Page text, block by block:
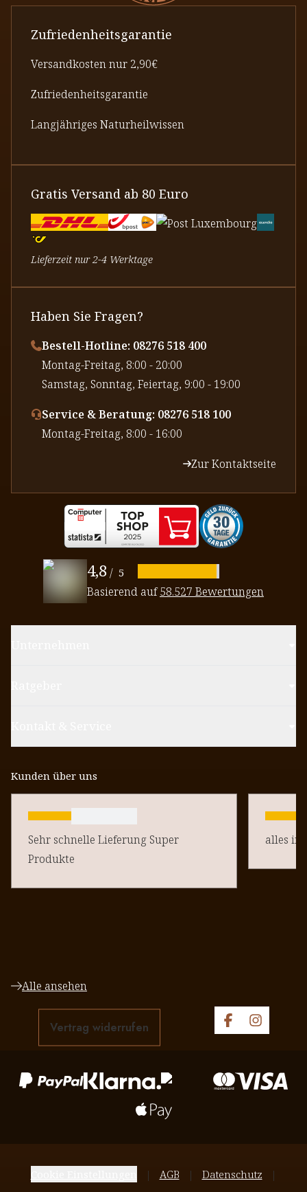
Zufriedenheitsgarantie
Versandkosten nur 2,90€
Zufriedenheitsgarantie
Langjähriges Naturheilwissen
Gratis Versand ab 80 Euro
Lieferzeit nur 2-4 Werktage
Haben Sie Fragen?
Bestell-Hotline: 08276 518 400
⁠Montag-Freitag, 8:00 - 20:00
⁠Samstag, Sonntag, Feiertag, 9:00 - 19:00
Service & Beratung: 08276 518 100
⁠Montag-Freitag, 8:00 - 16:00
Zur Kontaktseite
4,8/ 5
Basierend auf58.527 Bewertungen
Kunden über uns
Sehr schnelle Lieferung Super
Produkte
alles in
Alle ansehen
Vertrag widerrufen
AGB Datenschutz